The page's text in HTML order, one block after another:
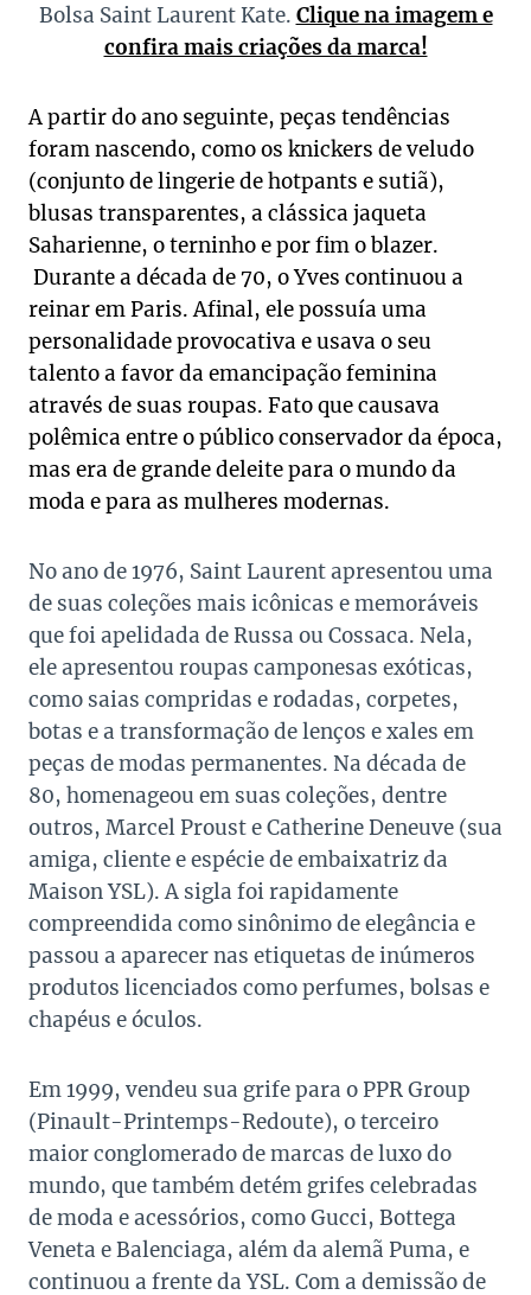
Bolsa Saint Laurent Kate. Clique na imagem e
confira mais criações da marca!
A partir do ano seguinte, peças tendências
foram nascendo, como os knickers de veludo
(conjunto de lingerie de hotpants e sutiã),
blusas transparentes, a clássica jaqueta
Saharienne, o terninho e por fim o blazer.
Durante a década de 70, o Yves continuou a
reinar em Paris. Afinal, ele possuía uma
personalidade provocativa e usava o seu
talento a favor da emancipação feminina
através de suas roupas. Fato que causava
polêmica entre o público conservador da época,
mas era de grande deleite para o mundo da
moda e para as mulheres modernas.
No ano de 1976, Saint Laurent apresentou uma
de suas coleções mais icônicas e memoráveis
que foi apelidada de Russa ou Cossaca. Nela,
ele apresentou roupas camponesas exóticas,
como saias compridas e rodadas, corpetes,
botas e a transformação de lenços e xales em
peças de modas permanentes. Na década de
80, homenageou em suas coleções, dentre
outros, Marcel Proust e Catherine Deneuve (sua
amiga, cliente e espécie de embaixatriz da
Maison YSL). A sigla foi rapidamente
compreendida como sinônimo de elegância e
passou a aparecer nas etiquetas de inúmeros
produtos licenciados como perfumes, bolsas e
chapéus e óculos.
Em 1999, vendeu sua grife para o PPR Group
(Pinault-Printemps-Redoute), o terceiro
maior conglomerado de marcas de luxo do
mundo, que também detém grifes celebradas
de moda e acessórios, como Gucci, Bottega
Veneta e Balenciaga, além da alemã Puma, e
continuou a frente da YSL. Com a demissão de